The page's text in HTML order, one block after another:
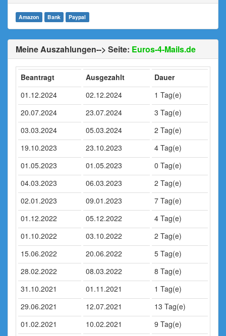
Amazon Bank Paypal
Meine Auszahlungen--> Seite: Euros-4-Mails.de
Beantragt Ausgezahlt
Dauer
01.12.2024
02.12.2024
1 Tag(e)
20.07.2024
23.07.2024
3 Tag(e)
03.03.2024
05.03.2024
2 Tag(e)
19.10.2023
23.10.2023
4 Tag(e)
01.05.2023
01.05.2023
0 Tag(e)
04.03.2023
06.03.2023
2 Tag(e)
02.01.2023
09.01.2023
7 Tag(e)
01.12.2022
05.12.2022
4 Tag(e)
01.10.2022
03.10.2022
2 Tag(e)
15.06.2022
20.06.2022
5 Tag(e)
28.02.2022
08.03.2022
8 Tag(e)
31.10.2021
01.11.2021
1 Tag(e)
29.06.2021
12.07.2021
13 Tag(e)
01.02.2021
10.02.2021
9 Tag(e)